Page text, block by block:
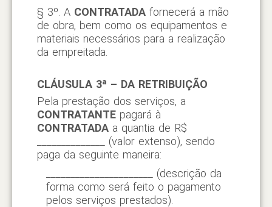
§ 3º. A CONTRATADAfornecerá a mão
de obra, bem como os equipamentos e
materiais necessários para a realização
da empreitada.
CLÁUSULA 3ª – DA RETRIBUIÇÃO
Pela prestação dos serviços, a
CONTRATANTEpagará à
CONTRATADAa quantia de R$
______________ (valor extenso), sendo
paga da seguinte maneira:
______________________ (descrição da
forma como será feito o pagamento
pelos serviços prestados).